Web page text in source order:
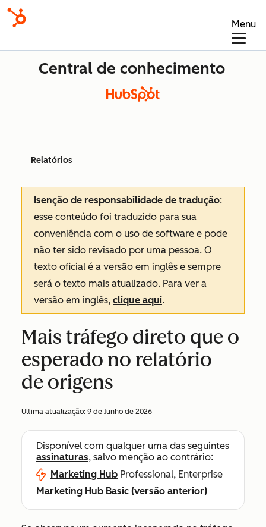
Menu
Central de conhecimento
Relatórios
Isenção de responsabilidade de tradução:
esse conteúdo foi traduzido para sua
conveniência com o uso de software e pode
não ter sido revisado por uma pessoa. O
texto oficial é a versão em inglês e sempre
será o texto mais atualizado. Para ver a
versão em inglês, clique aqui.
Mais tráfego direto que o
esperado no relatório
de origens
Ultima atualização: 9 de Junho de 2026
Disponível com qualquer uma das seguintes
assinaturas, salvo menção ao contrário:
Marketing Hub Professional, Enterprise
Marketing Hub Basic (versão anterior)